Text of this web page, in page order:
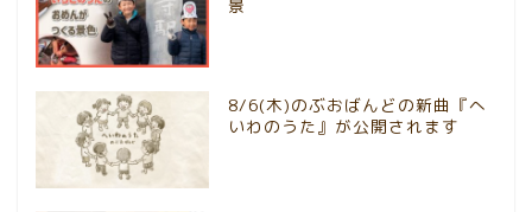
景
8/6(木)のぶおばんどの新曲『へ
いわのうた』が公開されます